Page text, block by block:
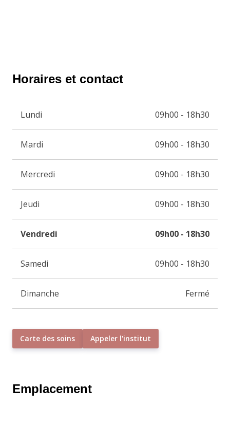
Horaires et contact
Lundi 09h00 - 18h30
Mardi 09h00 - 18h30
Mercredi 09h00 - 18h30
Jeudi 09h00 - 18h30
Vendredi 09h00 - 18h30
Samedi 09h00 - 18h30
Dimanche Fermé
Carte des soins Appeler l'institut
Emplacement